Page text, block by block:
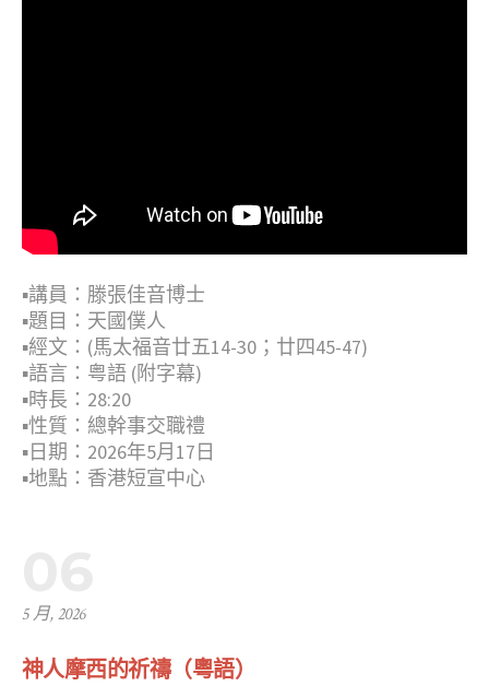
▪︎講員：滕張佳音博士
▪︎題目：天國僕人
▪︎經文：(馬太福音廿五14-30；廿四45-47)
▪︎語言：粤語 (附字幕)
▪︎時長：28:20
▪︎性質：總幹事交職禮
▪︎日期：2026年5月17日
▪︎地點：香港短宣中心
5 月, 2026
神人摩西的祈禱（粵語）